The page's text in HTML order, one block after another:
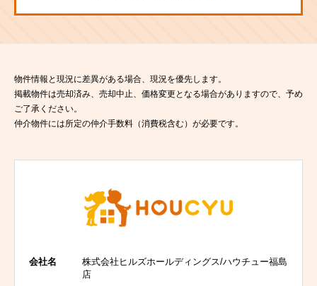
物件情報と現況に差異がある場合、現況を優先します。
掲載物件は売却済み、売却中止、価格変更となる場合がありますので、予め
ご了承ください。
仲介物件には所定の仲介手数料（消費税含む）が必要です。
会社名
株式会社ヒルズホールディングス/ハウチュー福島
店